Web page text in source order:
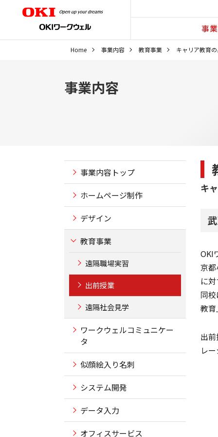
事
Home 事業内容 教育事業 キャリア教育
事業内容
キ
OKI
京
に
同
教
出
レ
事業内容トップ
ホームページ制作
デザイン
教育事業
遠隔職場実習
出前授業
遠隔社会見学
ワークウェルコミュニケー
タ
似顔絵入り名刺
システム開発
データ入力
オフィスサービス